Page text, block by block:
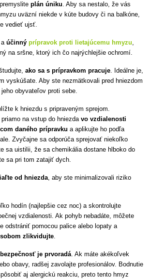
plán úniku. Aby sa nestalo, že vás
uväzní niekde v kúte budovy či na balkóne,
vedieť ujsť.
aúčinnýprípravok proti lietajúcemu hmyzu,
na sršne, ktorý ich čo najrýchlejšie ochromí.
ako sa s prípravkom pracuje. Ideálne je,
vyskúšate. Aby ste nezmätkovali pred hniezdom
obyvateľov proti sebe.
k hniezdu s pripraveným sprejom.
priamo na vstup do hniezdavo vzdialenosti
daného prípravku a aplikujte ho podľa
Zvyčajne sa odporúča sprejovať niekoľko
sa uistilii, že sa chemikália dostane hlboko do
sa pri tom zatajiť dych.
od hniezda, aby ste minimalizovali riziko
hodín (najlepšie cez noc) a skontrolujte
vzdialenosti. Ak pohyb nebadáte, môžete
odstrániť pomocou palice alebo lopaty a
zlikvidujte.
bezpečnosť je prvoradá. Ak máte akékoľvek
obavy, radšej zavolajte profesionálov. Bodnutie
aj alergickú reakciu, preto tento hmyz